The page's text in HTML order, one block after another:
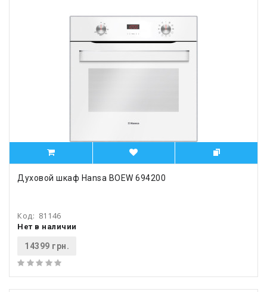
Духовой шкаф Hansa BOEW 694200
Код: 81146
Нет в наличии
14399 грн.